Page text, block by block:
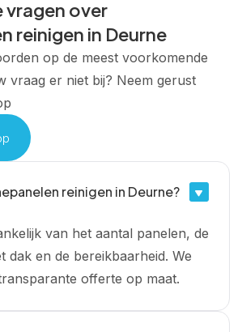
vragen over
reinigen in Deurne
op de meest voorkomende
vraag er niet bij? Neem gerust
reinigen in Deurne?
van het aantal panelen, de
dak en de bereikbaarheid. We
offerte op maat.